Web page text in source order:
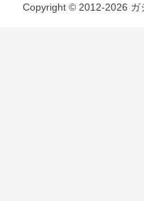
Copyright © 2012-2026 ガ